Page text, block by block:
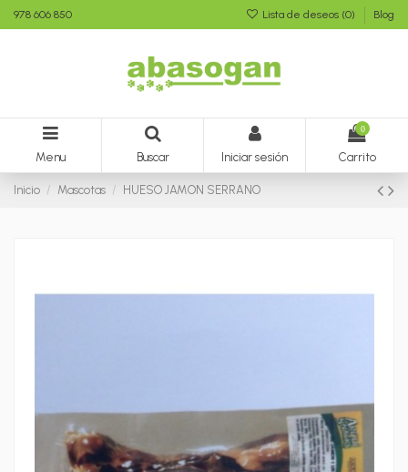
978 606 850 Lista de deseos (0) Blog
Menu Buscar Iniciar sesión
0
Carrito
Inicio Mascotas HUESO JAMON SERRANO